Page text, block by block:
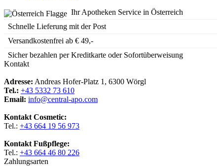
Ihr Apotheken Service in Österreich
Schnelle Lieferung mit der Post
Versandkostenfrei ab € 49,-
Sicher bezahlen per Kreditkarte oder Sofortüberweisung
Kontakt
Adresse: Andreas Hofer-Platz 1, 6300 Wörgl
Tel.: +43 5332 73 610
Email: info@central-apo.com
Kontakt Cosmetic:
Tel.: +43 664 19 56 973
Kontakt Fußpflege:
Tel.: +43 664 46 80 226
Zahlungsarten